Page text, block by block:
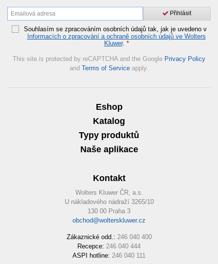
Přihlásit
Souhlasím se zpracováním osobních údajů tak, jak je uvedeno v
Informacích o zpracování a ochraně osobních údajů ve Wolters
Kluwer. *
This site is protected by reCAPTCHA and the Google Privacy Policy
and Terms of Service apply.
Eshop
Katalog
Typy produktů
Naše aplikace
Kontakt
Wolters Kluwer ČR, a.s.
U nákladového nádraží 3265/10
130 00 Praha 3
obchod@wolterskluwer.cz
Zákaznické odd.: 246 040 400
Recepce: 246 040 444
ASPI hotline: 246 040 111